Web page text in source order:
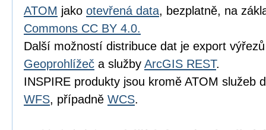
ATOM jako otevřená data, bezplatně, na
Commons CC BY 4.0.
Další možností distribuce dat je export
Geoprohlížeč a služby ArcGIS REST.
INSPIRE produkty jsou kromě ATOM služeb
WFS, případně WCS.